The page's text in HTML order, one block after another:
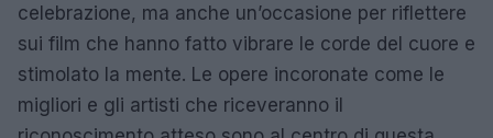
celebrazione, ma anche un’occasione per riflettere
sui film che hanno fatto vibrare le corde del cuore e
stimolato la mente. Le opere incoronate come le
migliori e gli artisti che riceveranno il